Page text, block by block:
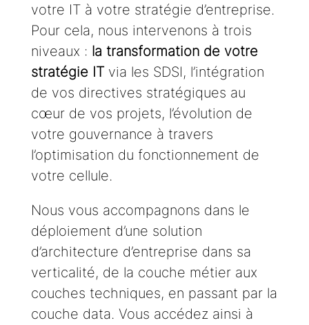
votre IT à votre stratégie d’entreprise.
Pour cela, nous intervenons à trois
niveaux : la transformation de votre
stratégie ITvia les SDSI, l’intégration
de vos directives stratégiques au
cœur de vos projets, l’évolution de
votre gouvernance à travers
l’optimisation du fonctionnement de
votre cellule.
Nous vous accompagnons dans le
déploiement d’une solution
d’architecture d’entreprise dans sa
verticalité, de la couche métier aux
couches techniques, en passant par la
couche data. Vous accédez ainsi à